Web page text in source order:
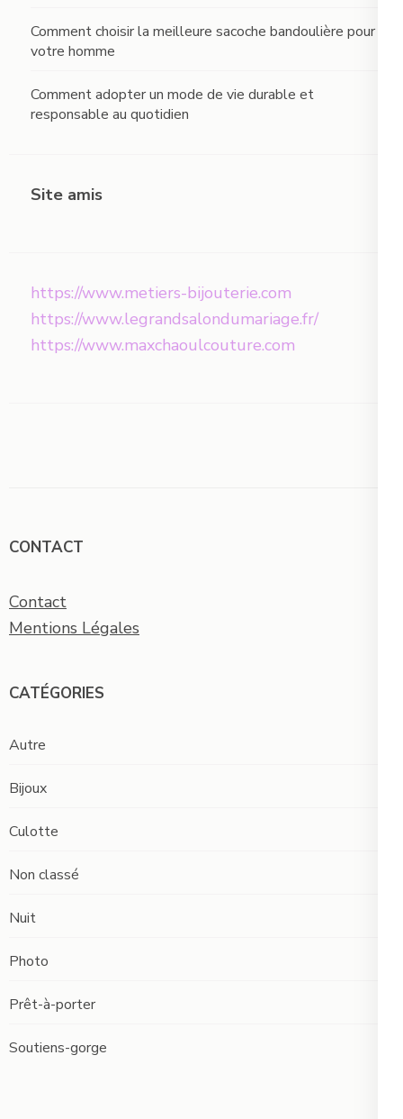
Comment choisir la meilleure sacoche bandoulière pour
votre homme
Comment adopter un mode de vie durable et
responsable au quotidien
Site amis
https://www.metiers-bijouterie.com
https://www.legrandsalondumariage.fr/
https://www.maxchaoulcouture.com
CONTACT
Contact
Mentions Légales
CATÉGORIES
Autre
Bijoux
Culotte
Non classé
Nuit
Photo
Prêt-à-porter
Soutiens-gorge